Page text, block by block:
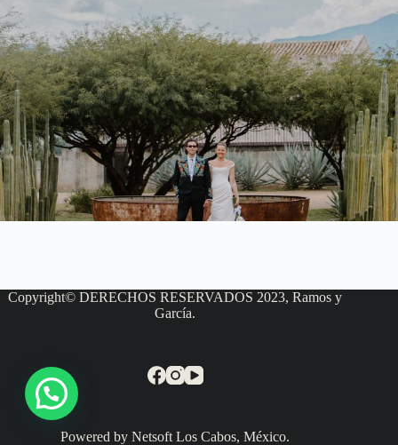
Copyright© DERECHOS RESERVADOS 2023, Ramos y
García.
Powered by Netsoft Los Cabos, México.